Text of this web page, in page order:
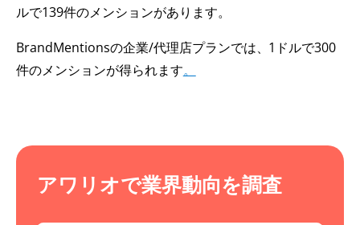
ルで139件のメンションがあります。
BrandMentionsの企業/代理店プランでは、1ドルで300
件のメンションが得られます。
アワリオで業界動向を調査